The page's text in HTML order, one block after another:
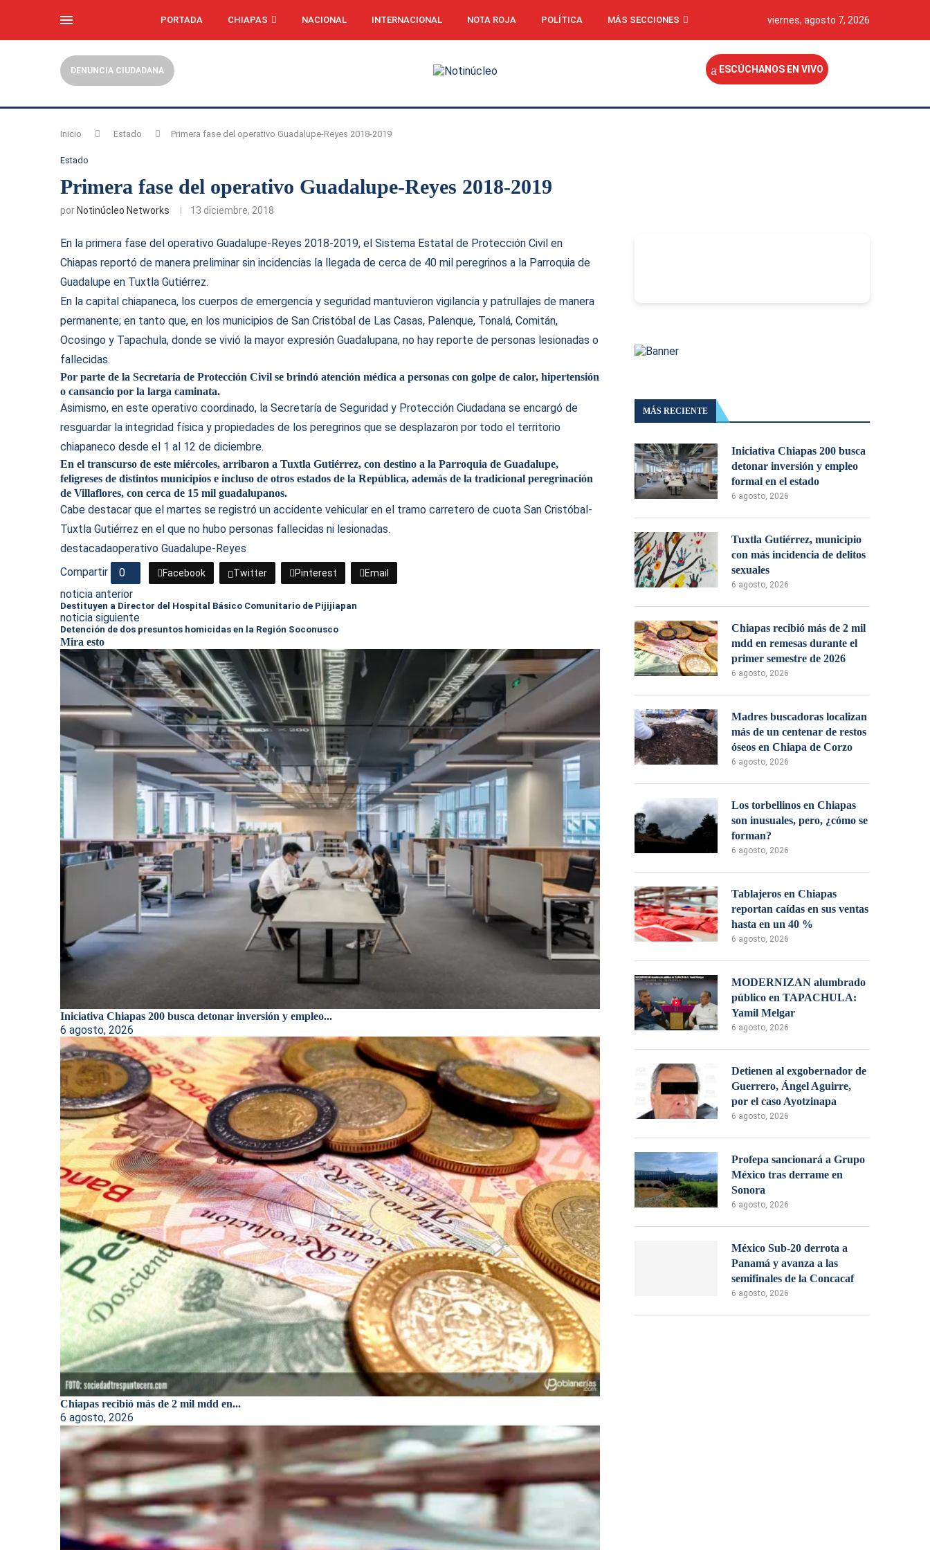
PORTADA CHIAPAS NACIONAL INTERNACIONAL NOTA ROJA POLÍTICA MÁS SECCIONES viernes, agosto 7, 2026
DENUNCIA CIUDADANA ESCÚCHANOS EN VIVO
Inicio Estado Primera fase del operativo Guadalupe-Reyes 2018-2019
Estado
Primera fase del operativo Guadalupe-Reyes 2018-2019
por Notinúcleo Networks 13 diciembre, 2018
En la primera fase del operativo Guadalupe-Reyes 2018-2019, el Sistema Estatal de Protección Civil en
Chiapas reportó de manera preliminar sin incidencias la llegada de cerca de 40 mil peregrinos a la Parroquia de
Guadalupe en Tuxtla Gutiérrez.
En la capital chiapaneca, los cuerpos de emergencia y seguridad mantuvieron vigilancia y patrullajes de manera
permanente; en tanto que, en los municipios de San Cristóbal de Las Casas, Palenque, Tonalá, Comitán,
Ocosingo y Tapachula, donde se vivió la mayor expresión Guadalupana, no hay reporte de personas lesionadas o
fallecidas.
Por parte de la Secretaría de Protección Civil se brindó atención médica a personas con golpe de calor, hipertensión
o cansancio por la larga caminata.
Asimismo, en este operativo coordinado, la Secretaría de Seguridad y Protección Ciudadana se encargó de
resguardar la integridad física y propiedades de los peregrinos que se desplazaron por todo el territorio
chiapaneco desde el 1 al 12 de diciembre.
En el transcurso de este miércoles, arribaron a Tuxtla Gutiérrez, con destino a la Parroquia de Guadalupe,
feligreses de distintos municipios e incluso de otros estados de la República, además de la tradicional peregrinación
de Villaflores, con cerca de 15 mil guadalupanos.
Cabe destacar que el martes se registró un accidente vehicular en el tramo carretero de cuota San Cristóbal-
Tuxtla Gutiérrez en el que no hubo personas fallecidas ni lesionadas.
destacadaoperativo Guadalupe-Reyes
Compartir
0 Facebook Twitter Pinterest Email
noticia anterior
Destituyen a Director del Hospital Básico Comunitario de Pijijiapan
noticia siguiente
Detención de dos presuntos homicidas en la Región Soconusco
Mira esto
Iniciativa Chiapas 200 busca detonar inversión y empleo...
6 agosto, 2026
Chiapas recibió más de 2 mil mdd en...
6 agosto, 2026
MÁS RECIENTE
Iniciativa Chiapas 200 busca
detonar inversión y empleo
formal en el estado
6 agosto, 2026
Tuxtla Gutiérrez, municipio
con más incidencia de delitos
sexuales
6 agosto, 2026
Chiapas recibió más de 2 mil
mdd en remesas durante el
primer semestre de 2026
6 agosto, 2026
Madres buscadoras localizan
más de un centenar de restos
óseos en Chiapa de Corzo
6 agosto, 2026
Los torbellinos en Chiapas
son inusuales, pero, ¿cómo se
forman?
6 agosto, 2026
Tablajeros en Chiapas
reportan caídas en sus ventas
hasta en un 40 %
6 agosto, 2026
MODERNIZAN alumbrado
público en TAPACHULA:
Yamil Melgar
6 agosto, 2026
Detienen al exgobernador de
Guerrero, Ángel Aguirre,
por el caso Ayotzinapa
6 agosto, 2026
Profepa sancionará a Grupo
México tras derrame en
Sonora
6 agosto, 2026
México Sub-20 derrota a
Panamá y avanza a las
semifinales de la Concacaf
6 agosto, 2026